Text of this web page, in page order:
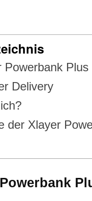
Powerbank
Delivery
der Xlayer